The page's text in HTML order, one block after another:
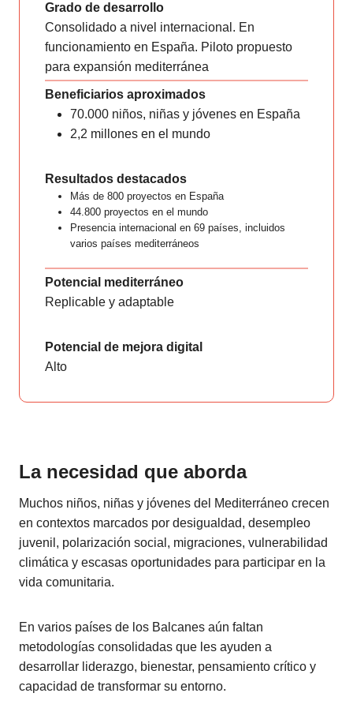
Grado de desarrollo
Consolidado a nivel internacional. En
funcionamiento en España. Piloto propuesto
para expansión mediterránea
Beneficiarios aproximados
70.000 niños, niñas y jóvenes en España
2,2 millones en el mundo
Resultados destacados
Más de 800 proyectos en España
44.800 proyectos en el mundo
Presencia internacional en 69 países, incluidos
varios países mediterráneos
Potencial mediterráneo
Replicable y adaptable
Potencial de mejora digital
Alto
La necesidad que aborda
Muchos niños, niñas y jóvenes del Mediterráneo crecen
en contextos marcados por desigualdad, desempleo
juvenil, polarización social, migraciones, vulnerabilidad
climática y escasas oportunidades para participar en la
vida comunitaria.
En varios países de los Balcanes aún faltan
metodologías consolidadas que les ayuden a
desarrollar liderazgo, bienestar, pensamiento crítico y
capacidad de transformar su entorno.